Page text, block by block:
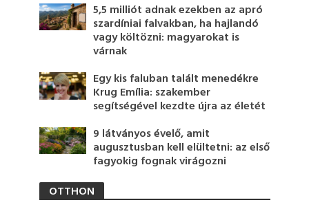
5,5 milliót adnak ezekben az apró
szardíniai falvakban, ha hajlandó
vagy költözni: magyarokat is
várnak
Egy kis faluban talált menedékre
Krug Emília: szakember
segítségével kezdte újra az életét
9 látványos évelő, amit
augusztusban kell elültetni: az első
fagyokig fognak virágozni
OTTHON